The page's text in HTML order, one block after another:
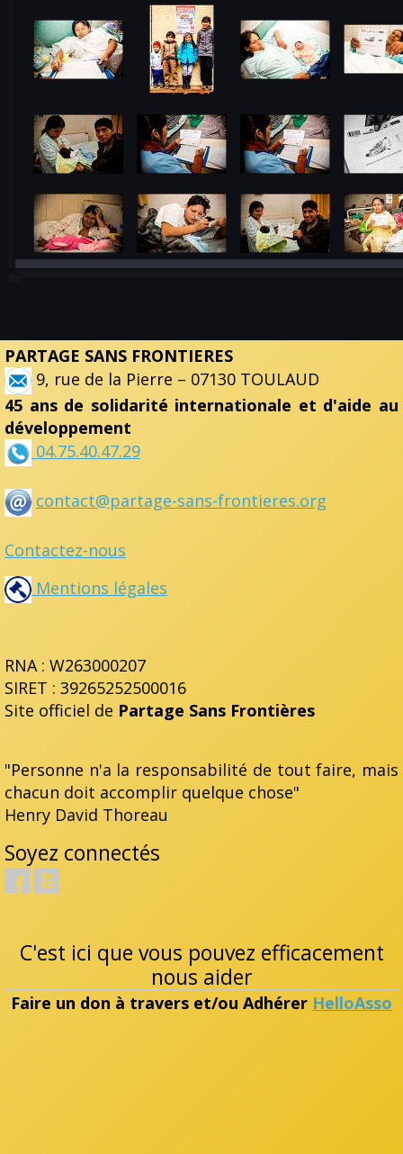
PARTAGE SANS FRONTIERES
9, rue de la Pierre – 07130 TOULAUD
45 ans de solidarité internationale et d'aide au
développement
04.75.40.47.29
contact@partage-sans-frontieres.org
Contactez-nous
Mentions légales
RNA : W263000207
SIRET : 39265252500016
Site officiel de Partage Sans Frontières
"Personne n'a la responsabilité de tout faire, mais
chacun doit accomplir quelque chose"
Henry David Thoreau
Soyez connectés
C'est ici que vous pouvez efficacement
nous aider
Faire un don à travers et/ou Adhérer HelloAsso